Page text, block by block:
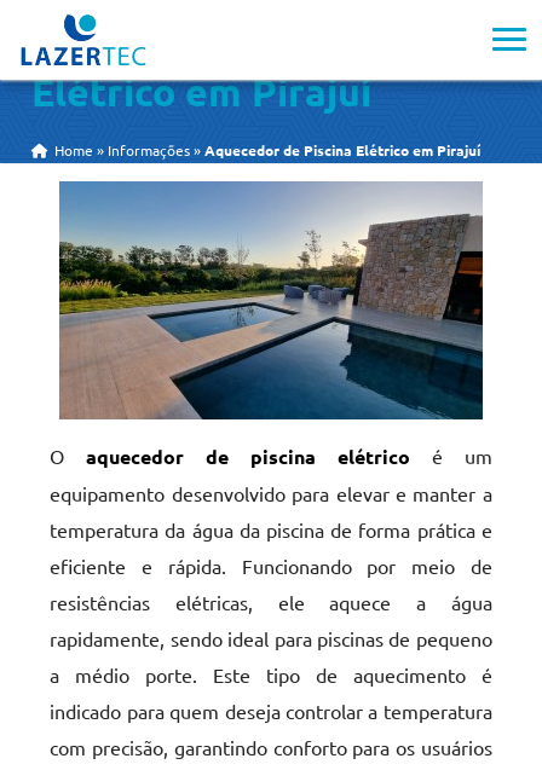
Aquecedor de Piscina
Elétrico em Pirajuí
Home » Informações »Aquecedor de Piscina Elétrico em Pirajuí
Oaquecedor de piscina elétrico é um
equipamento desenvolvido para elevar e manter a
temperatura da água da piscina de forma prática e
eficiente e rápida. Funcionando por meio de
resistências elétricas, ele aquece a água
rapidamente, sendo ideal para piscinas de pequeno
a médio porte. Este tipo de aquecimento é
indicado para quem deseja controlar a temperatura
com precisão, garantindo conforto para os usuários